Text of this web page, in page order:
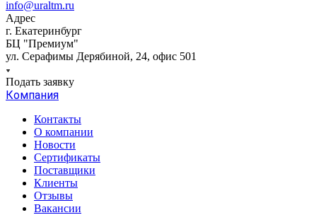
info@uraltm.ru
Адрес
г. Екатеринбург
БЦ "Премиум"
ул. Серафимы Дерябиной, 24, офис 501
Подать заявку
Компания
Контакты
О компании
Новости
Сертификаты
Поставщики
Клиенты
Отзывы
Вакансии